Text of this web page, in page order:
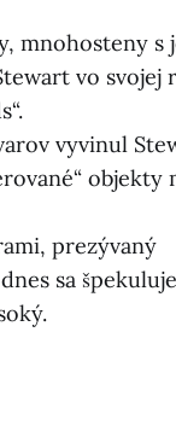
mnohosteny s
vo svojej
vyvinul
objekty
prezývaný
sa